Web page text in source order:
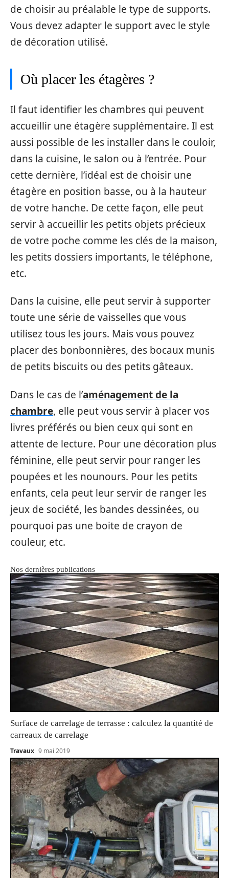
de choisir au préalable le type de supports.
Vous devez adapter le support avec le style
de décoration utilisé.
Où placer les étagères ?
Il faut identifier les chambres qui peuvent
accueillir une étagère supplémentaire. Il est
aussi possible de les installer dans le couloir,
dans la cuisine, le salon ou à l’entrée. Pour
cette dernière, l’idéal est de choisir une
étagère en position basse, ou à la hauteur
de votre hanche. De cette façon, elle peut
servir à accueillir les petits objets précieux
de votre poche comme les clés de la maison,
les petits dossiers importants, le téléphone,
etc.
Dans la cuisine, elle peut servir à supporter
toute une série de vaisselles que vous
utilisez tous les jours. Mais vous pouvez
placer des bonbonnières, des bocaux munis
de petits biscuits ou des petits gâteaux.
Dans le cas de l’aménagement de la
chambre, elle peut vous servir à placer vos
livres préférés ou bien ceux qui sont en
attente de lecture. Pour une décoration plus
féminine, elle peut servir pour ranger les
poupées et les nounours. Pour les petits
enfants, cela peut leur servir de ranger les
jeux de société, les bandes dessinées, ou
pourquoi pas une boite de crayon de
couleur, etc.
Nos dernières publications
Surface de carrelage de terrasse : calculez la quantité de
carreaux de carrelage
Travaux 9 mai 2019